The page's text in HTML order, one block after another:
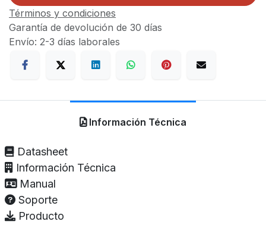
Términos y condiciones
Garantía de devolución de 30 días
Envío: 2-3 días laborales
Información Técnica
Datasheet
Información Técnica
Manual
Soporte
Producto